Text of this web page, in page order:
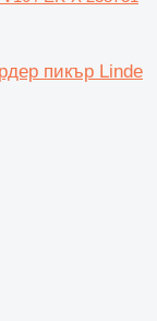
пикър Linde